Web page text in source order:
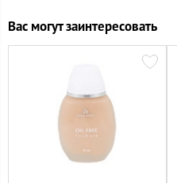
Вас могут заинтересовать